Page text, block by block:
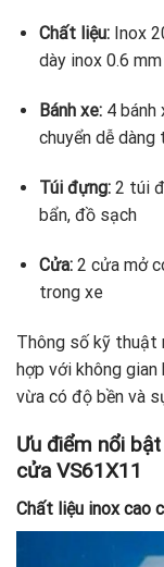
Chất liệu:Inox
dày inox 0.6 mm
Bánh xe:4 bánh
chuyển dễ dàng
Túi đựng:2 túi
bẩn, đồ sạch
Cửa:2 cửa mở
trong xe
Thông số kỹ thuật
hợp với không
vừa có độ bền và
Ưu điểm nổi
cửa VS61X11
Chất liệu inox cao